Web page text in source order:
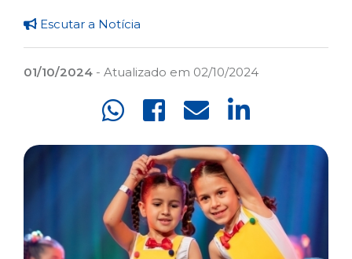
Escutar a Notícia
01/10/2024 - Atualizado em 02/10/2024